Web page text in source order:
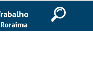
Ir para o rodapé
Frequentes >> Serviços